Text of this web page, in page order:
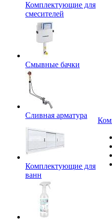
Комплектующие для
смесителей
Смывные бачки
Сливная арматура
Комплектующие для
ванн